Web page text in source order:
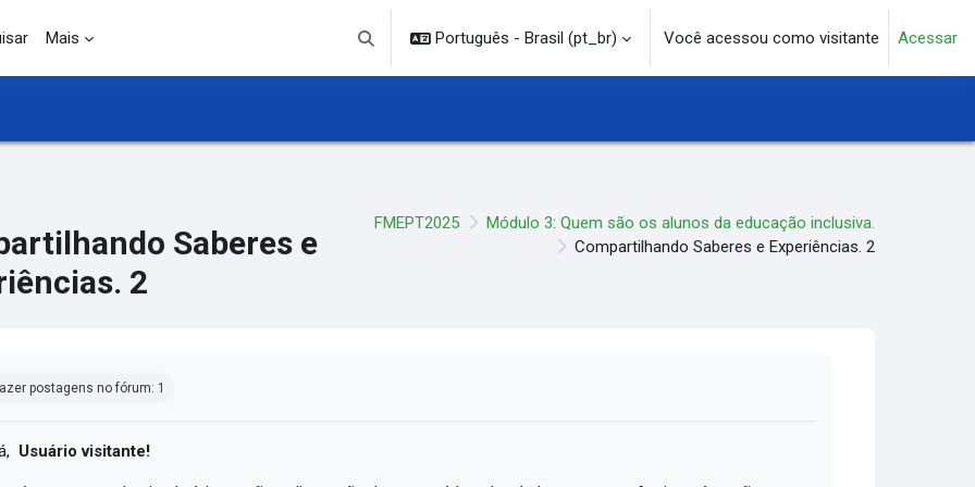
Mais
Alternar entrada de pesquisa
Português - Brasil ‎(pt_br)‎ Você acessou como visitante Acessar
Saberes e
2
FMEPT2025
Módulo 3: Quem são os alunos da educação inclusiva.
Compartilhando Saberes e Experiências. 2
postagens no fórum: 1
Usuário visitante!